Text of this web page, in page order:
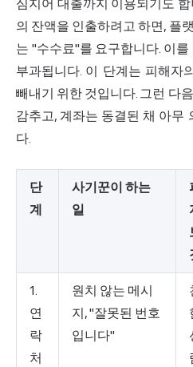
심지어 대출까지 이용되기도
의 잔액을 인출하려고 하면, 플
는 "수수료"를 요구합니다. 이
부과됩니다. 이 단계는 피해자
빼내기 위한 것입니다. 그런 다
감추고, 계좌는 동결된 채 아무
다.
단
계
사기꾼이 하는
일
1.
연
락
처
원치 않는 메시
지, "잘못된 번호
입니다"